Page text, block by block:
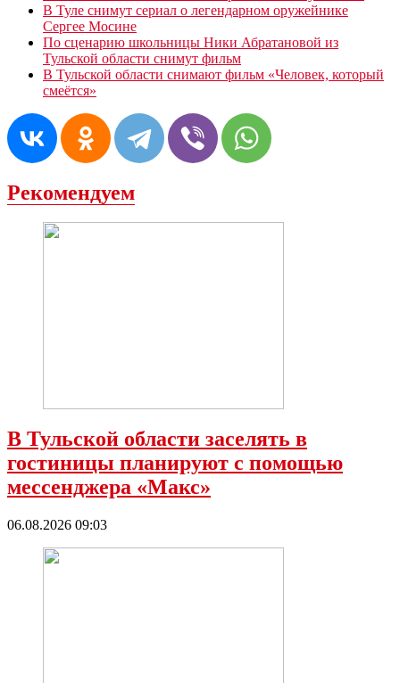
В Туле снимут сериал о легендарном оружейнике
Сергее Мосине
По сценарию школьницы Ники Абратановой из
Тульской области снимут фильм
В Тульской области снимают фильм «Человек, который
смеётся»
Рекомендуем
В Тульской области заселять в
гостиницы планируют с помощью
мессенджера «Mакс»
06.08.2026 09:03